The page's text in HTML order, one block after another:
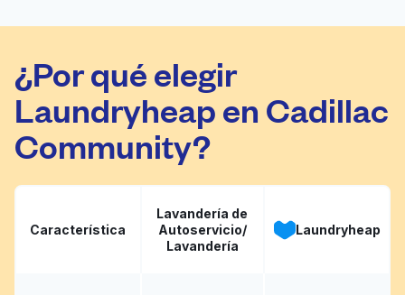
¿Por qué elegir
Laundryheap en Cadillac
Community?
Característica
Lavandería de
Autoservicio/
Lavandería
Laundryheap